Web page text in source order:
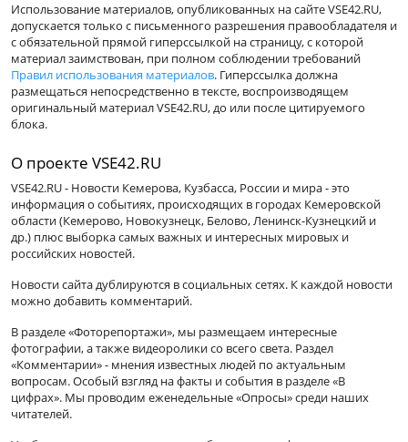
Использование материалов, опубликованных на сайте VSE42.RU,
допускается только с письменного разрешения правообладателя и
с обязательной прямой гиперссылкой на страницу, с которой
материал заимствован, при полном соблюдении требований
Правил использования материалов. Гиперссылка должна
размещаться непосредственно в тексте, воспроизводящем
оригинальный материал VSE42.RU, до или после цитируемого
блока.
О проекте VSE42.RU
VSE42.RU - Новости Кемерова, Кузбасса, России и мира - это
информация о событиях, происходящих в городах Кемеровской
области (Кемерово, Новокузнецк, Белово, Ленинск-Кузнецкий и
др.) плюс выборка самых важных и интересных мировых и
российских новостей.
Новости сайта дублируются в социальных сетях. К каждой новости
можно добавить комментарий.
В разделе «Фоторепортажи», мы размещаем интересные
фотографии, а также видеоролики со всего света. Раздел
«Комментарии» - мнения известных людей по актуальным
вопросам. Особый взгляд на факты и события в разделе «В
цифрах». Мы проводим еженедельные «Опросы» среди наших
читателей.